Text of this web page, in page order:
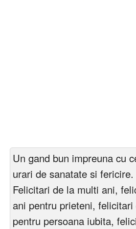
Un gand bun impreuna cu
urari de sanatate si
Felicitari de la multi ani,
ani pentru prieteni,
pentru persoana iubita,